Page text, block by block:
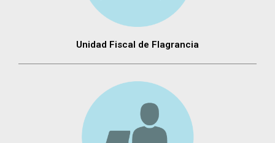
Unidad Fiscal de Flagrancia